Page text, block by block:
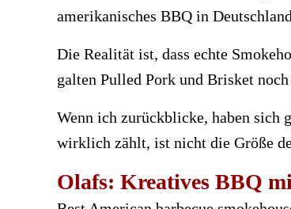
amerikanisches BBQ in
Die Realität ist, dass echte
galten Pulled Pork und Brisket
Wenn ich zurückblicke, haben sich
wirklich zählt, ist nicht die Größe
Olafs: Kreatives BBQ